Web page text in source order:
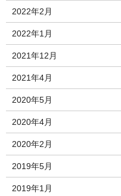
2022年2月
2022年1月
2021年12月
2021年4月
2020年5月
2020年4月
2020年2月
2019年5月
2019年1月